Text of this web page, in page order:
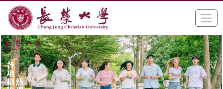
跳到主要內容區塊
長榮大學全球資訊網中文網頁
手